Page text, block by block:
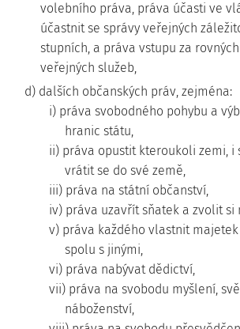
volebního práva, práva účasti ve
účastnit se správy veřejných
stupních, a práva vstupu za
veřejných služeb,
d) dalších občanských práv, zejména:
i) práva svobodného pohybu a
hranic státu,
ii) práva opustit kteroukoli zemi, i
vrátit se do své země,
iii) práva na státní občanství,
iv) práva uzavřít sňatek a zvolit si
v) práva každého vlastnit
spolu s jinými,
vi) práva nabývat dědictví,
vii) práva na svobodu myšlení,
náboženství,